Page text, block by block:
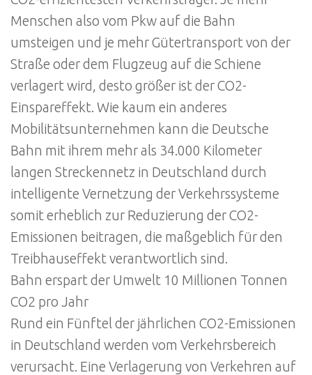
Menschen also vom Pkw auf die Bahn
umsteigen und je mehr Gütertransport von der
Straße oder dem Flugzeug auf die Schiene
verlagert wird, desto größer ist der CO2-
Einspareffekt. Wie kaum ein anderes
Mobilitätsunternehmen kann die Deutsche
Bahn mit ihrem mehr als 34.000 Kilometer
langen Streckennetz in Deutschland durch
intelligente Vernetzung der Verkehrssysteme
somit erheblich zur Reduzierung der CO2-
Emissionen beitragen, die maßgeblich für den
Treibhauseffekt verantwortlich sind.
Bahn erspart der Umwelt 10 Millionen Tonnen
CO2 pro Jahr
Rund ein Fünftel der jährlichen CO2-Emissionen
in Deutschland werden vom Verkehrsbereich
verursacht. Eine Verlagerung von Verkehren auf